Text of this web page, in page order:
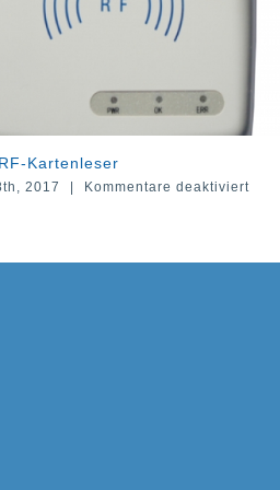
für
Kartenleser
TFM-130 RF-Modul
September 8th, 2017